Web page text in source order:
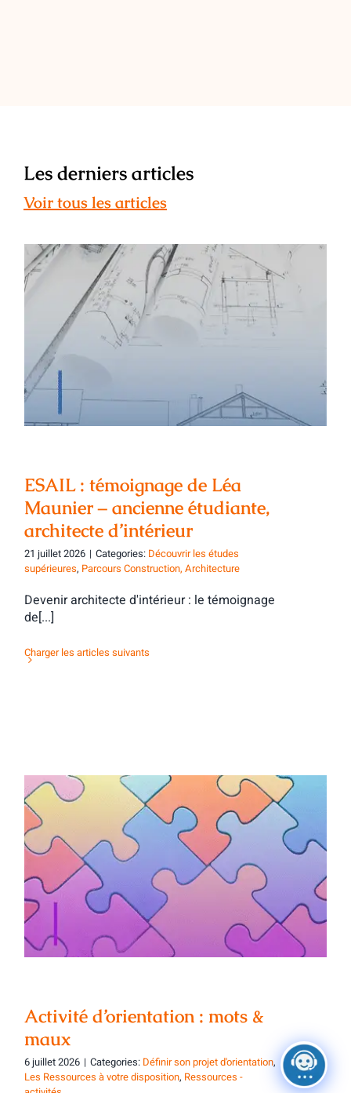
Les derniers articles
Voir tous les articles
ESAIL : témoignage de Léa Maunier –
ancienne étudiante, architecte
ESAIL : témoignage de Léa
Maunier – ancienne étudiante,
architecte d’intérieur
21 juillet 2026 | Categories: Découvrir les études
supérieures, Parcours Construction, Architecture
Devenir architecte d'intérieur : le témoignage
de[...]
Charger les articles suivants
Activité d’orientation : mots & maux
Activité d’orientation : mots &
maux
6 juillet 2026 | Categories: Définir son projet d'orientation,
Les Ressources à votre disposition, Ressources -